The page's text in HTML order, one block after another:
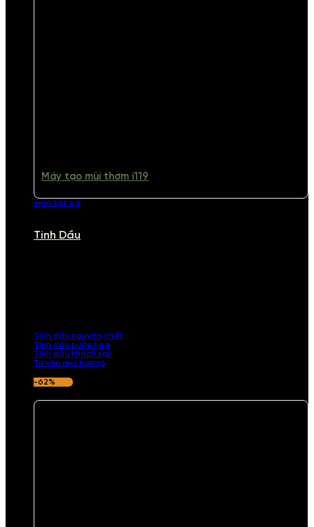
Máy tạo mùi thơm i119
xem tất cả
Tinh Dầu
Tinh dầu nguyên chất
Tinh dầu nước hoa
Tinh dầu khách sạn
Tư vấn mùi hương
-62%